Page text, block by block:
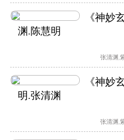
《神妙
渊.陈慧明
张清渊 ,
《神妙
明.张清渊
张清渊 ,